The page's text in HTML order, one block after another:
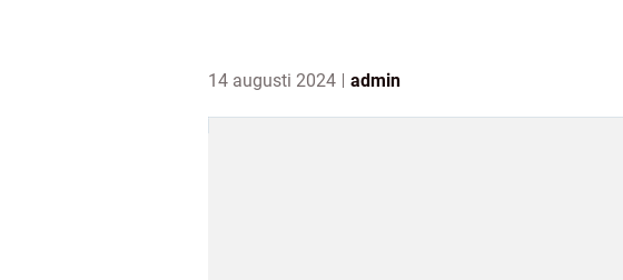
14 augusti 2024 admin